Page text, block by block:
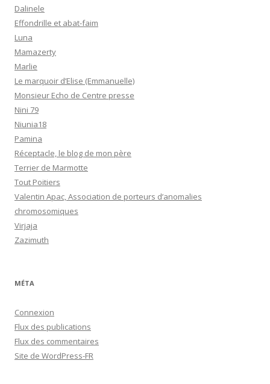
Dalinele
Effondrille et abat-faim
Luna
Mamazerty
Marlie
Le marquoir d’Elise (Emmanuelle)
Monsieur Echo de Centre presse
Nini 79
Niunia18
Pamina
Réceptacle, le blog de mon père
Terrier de Marmotte
Tout Poitiers
Valentin Apac, Association de porteurs d’anomalies
chromosomiques
Virjaja
Zazimuth
MÉTA
Connexion
Flux des publications
Flux des commentaires
Site de WordPress-FR